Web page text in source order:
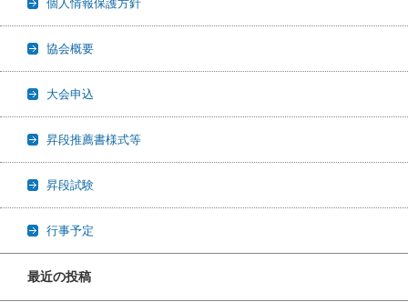
個人情報保護方針
協会概要
大会申込
昇段推薦書様式等
昇段試験
行事予定
最近の投稿